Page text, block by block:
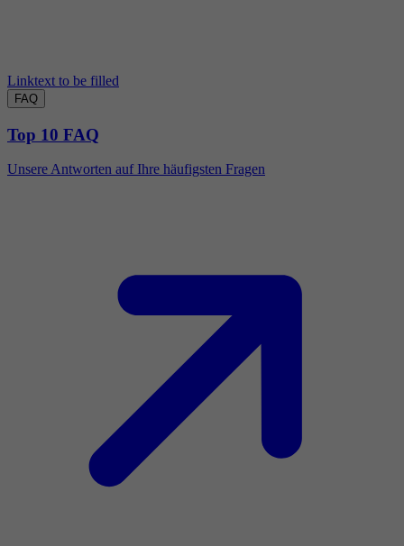
Linktext to be filled
FAQ
Top 10 FAQ
Unsere Antworten auf Ihre häufigsten Fragen